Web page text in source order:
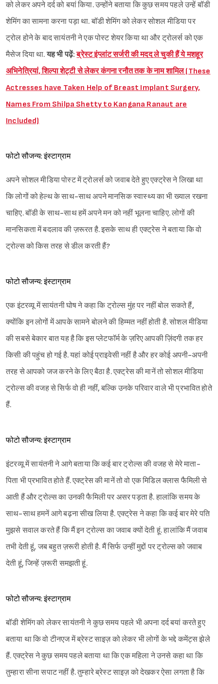
को लेकर अपने दर्द को बयां किया. उन्होंने बताया कि कुछ समय पहले उन्हें बॉडी
शेमिंग का सामना करना पड़ा था. बॉडी शेमिंग को लेकर सोशल मीडिया पर
ट्रोल होने के बाद सायंतनी ने एक पोस्ट शेयर किया था और ट्रोलर्स को एक
मैसेज दिया था.यह भी पढ़ें:ब्रेस्ट इंप्लांट सर्जरी की मदद ले चुकी हैं ये मशहूर
अभिनेत्रियां, शिल्पा शेट्टी से लेकर कंगना रनौत तक के नाम शामिल (These
Actresses have Taken Help of Breast Implant Surgery,
Names From Shilpa Shetty to Kangana Ranaut are
Included)
फोटो सौजन्य: इंस्टाग्राम
अपने सोशल मीडिया पोस्ट में ट्रोलर्स को जवाब देते हुए एक्ट्रेस ने लिखा था
कि लोगों को हेल्थ के साथ-साथ अपने मानसिक स्वास्थ्य का भी ख्याल रखना
चाहिए. बॉडी के साथ-साथ हमें अपने मन को नहीं भूलना चाहिए. लोगों की
मानसिकता में बदलाव की ज़रूरत है. इसके साथ ही एक्ट्रेस ने बताया कि वो
ट्रोल्स को किस तरह से डील करती हैं?
फोटो सौजन्य: इंस्टाग्राम
एक इंटरव्यू में सायंतनी घोष ने कहा कि ट्रोल्स मुंह पर नहीं बोल सकते हैं,
क्योंकि इन लोगों में आपके सामने बोलने की हिम्मत नहीं होती है. सोशल मीडिया
की सबसे बेकार बात यह है कि इस प्लेटफॉर्म के ज़रिए आपकी ज़िंदगी तक हर
किसी की पहुंच हो गई है. यहां कोई प्राइवेसी नहीं है और हर कोई अपनी-अपनी
तरह से आपको जज करने के लिए बैठा है. एक्ट्रेस की मानें तो सोशल मीडिया
ट्रोल्स की वजह से सिर्फ वो ही नहीं, बल्कि उनके परिवार वाले भी प्रभावित होते
हैं.
फोटो सौजन्य: इंस्टाग्राम
इंटरव्यू में सायंतनी ने आगे बताया कि कई बार ट्रोल्स की वजह से मेरे माता-
पिता भी प्रभावित होते हैं. एक्ट्रेस की मानें तो वो एक मिडिल क्लास फैमिली से
आती हैं और ट्रोल्स का उनकी फैमिली पर असर पड़ता है. हालांकि समय के
साथ-साथ हमनें आगे बढ़ना सीख लिया है. एक्ट्रेस ने कहा कि कई बार मेरे पति
मुझसे सवाल करते हैं कि मैं इन ट्रोल्स का जवाब क्यों देती हूं. हालांकि मैं जवाब
तभी देती हूं, जब बहुत ज़रूरी होती है. मैं सिर्फ उन्हीं मुद्दों पर ट्रोल्स को जवाब
देती हूं, जिन्हें ज़रूरी समझती हूं.
फोटो सौजन्य: इंस्टाग्राम
बॉडी शेमिंग को लेकर सायंतनी ने कुछ समय पहले भी अपना दर्द बयां करते हुए
बताया था कि वो टीनएज में ब्रेस्ट साइज़ को लेकर भी लोगों के भद्दे कमेंट्स झेले
हैं. एक्ट्रेस ने कुछ समय पहले बताया था कि एक महिला ने उनसे कहा था कि
तुम्हारा सीना सपाट नहीं है. तुम्हारे ब्रेस्ट साइज़ को देखकर ऐसा लगता है कि